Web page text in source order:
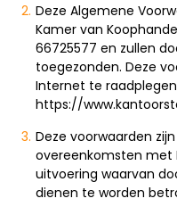
Deze Algemene
Kamer van
66725577 en zullen
toegezonden. Deze
Internet te
https://
Deze voorwaarden
overeenkomsten met
uitvoering waarvan
dienen te worden